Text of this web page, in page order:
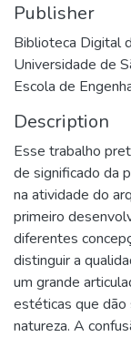
Publisher
Biblioteca Digital
Universidade de
Escola de
Description
Esse trabalho
de significado da
na atividade do
primeiro
diferentes
distinguir a
um grande
estéticas que dão
natureza. A